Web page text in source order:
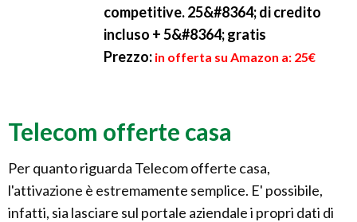
competitive. 25&#8364; di credito
incluso + 5&#8364; gratis
Prezzo: in offerta su Amazon a: 25€
Telecom offerte casa
Per quanto riguarda Telecom offerte casa,
l'attivazione è estremamente semplice. E' possibile,
infatti, sia lasciare sul portale aziendale i propri dati di